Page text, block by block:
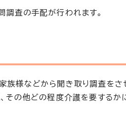
調査の手配が行われます。
族様などから聞き取り調査をさ
その他どの程度介護を要するか